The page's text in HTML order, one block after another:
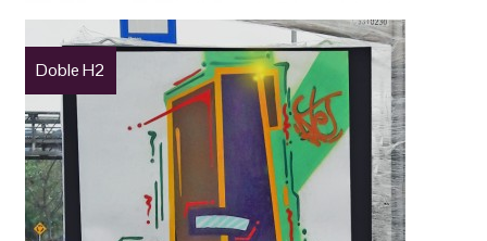
Doble H2